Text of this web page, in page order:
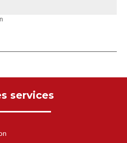
services